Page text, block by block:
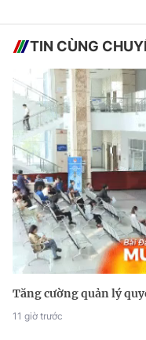
TIN CÙNG
Tăng cường quản lý
11 giờ trước